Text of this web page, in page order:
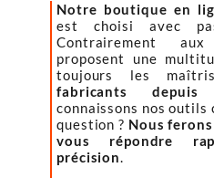
Notre boutique en
est choisi avec
Contrairement
proposent une
toujours les
fabricants depuis
connaissons nos outils
question ? Nous
vous répondre
précision.